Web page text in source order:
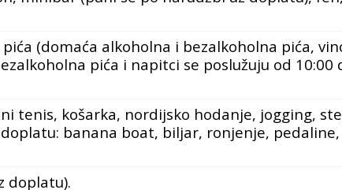
(domaća alkoholna i bezalkoholna pića,
pića i napitci se poslužuju od 10:00
tenis, košarka, nordijsko hodanje, jogging,
banana boat, biljar, ronjenje, pedaline,
doplatu).